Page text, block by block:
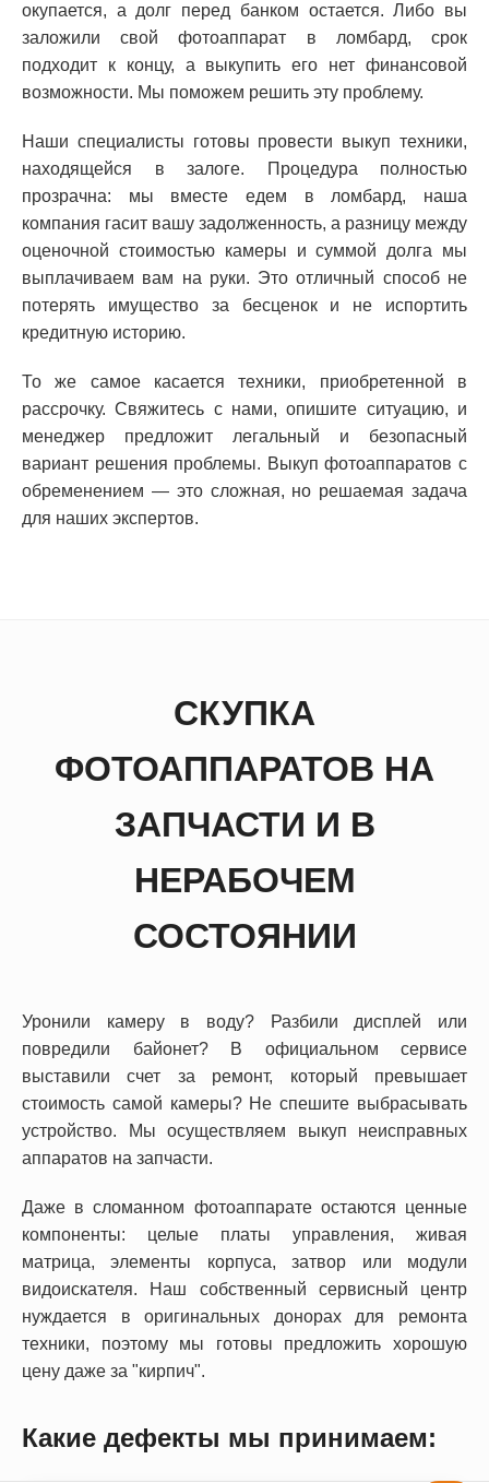
окупается, а долг перед банком остается. Либо вы
заложили свой фотоаппарат в ломбард, срок
подходит к концу, а выкупить его нет финансовой
возможности. Мы поможем решить эту проблему.
Наши специалисты готовы провести выкуп техники,
находящейся в залоге. Процедура полностью
прозрачна: мы вместе едем в ломбард, наша
компания гасит вашу задолженность, а разницу между
оценочной стоимостью камеры и суммой долга мы
выплачиваем вам на руки. Это отличный способ не
потерять имущество за бесценок и не испортить
кредитную историю.
То же самое касается техники, приобретенной в
рассрочку. Свяжитесь с нами, опишите ситуацию, и
менеджер предложит легальный и безопасный
вариант решения проблемы. Выкуп фотоаппаратов с
обременением — это сложная, но решаемая задача
для наших экспертов.
СКУПКА
ФОТОАППАРАТОВ НА
ЗАПЧАСТИ И В
НЕРАБОЧЕМ
СОСТОЯНИИ
Уронили камеру в воду? Разбили дисплей или
повредили байонет? В официальном сервисе
выставили счет за ремонт, который превышает
стоимость самой камеры? Не спешите выбрасывать
устройство. Мы осуществляем выкуп неисправных
аппаратов на запчасти.
Даже в сломанном фотоаппарате остаются ценные
компоненты: целые платы управления, живая
матрица, элементы корпуса, затвор или модули
видоискателя. Наш собственный сервисный центр
нуждается в оригинальных донорах для ремонта
техники, поэтому мы готовы предложить хорошую
цену даже за "кирпич".
Какие дефекты мы принимаем: